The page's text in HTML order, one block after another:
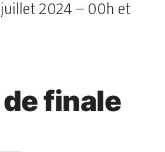
2024 – 00h et
finale